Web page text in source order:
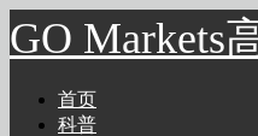
GO Markets
首页
科普